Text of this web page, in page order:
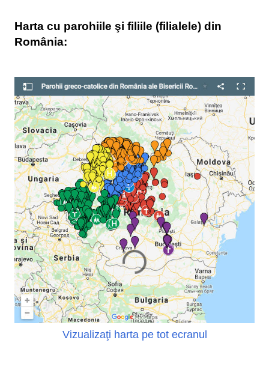
Harta cu parohiile şi filiile (filialele) din
România:
Vizualizaţi harta pe tot ecranul